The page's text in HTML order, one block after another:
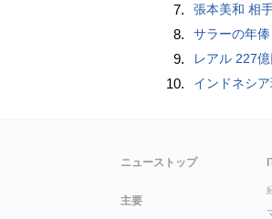
7. 張本美和 相
8. サラーの年
9. レアル 227
10. インドネシ
ニューストップ
主要